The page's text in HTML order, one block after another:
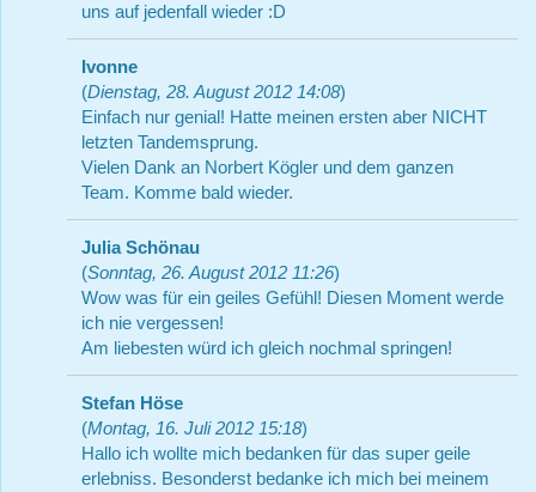
uns auf jedenfall wieder :D
Ivonne
(Dienstag, 28. August 2012 14:08)
Einfach nur genial! Hatte meinen ersten aber NICHT
letzten Tandemsprung.
Vielen Dank an Norbert Kögler und dem ganzen
Team. Komme bald wieder.
Julia Schönau
(Sonntag, 26. August 2012 11:26)
Wow was für ein geiles Gefühl! Diesen Moment werde
ich nie vergessen!
Am liebesten würd ich gleich nochmal springen!
Stefan Höse
(Montag, 16. Juli 2012 15:18)
Hallo ich wollte mich bedanken für das super geile
erlebniss. Besonderst bedanke ich mich bei meinem